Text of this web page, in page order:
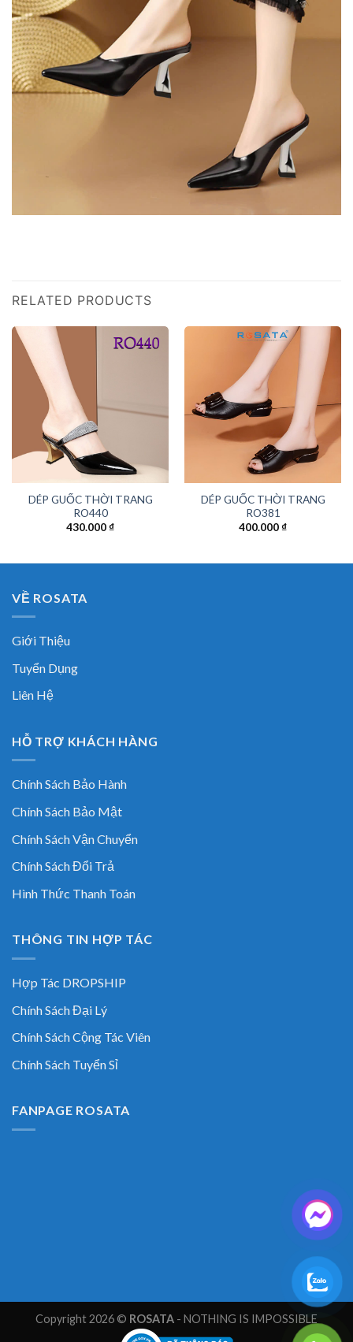
RELATED PRODUCTS
DÉP GUỐC THỜI TRANG
RO440
430.000₫
DÉP GUỐC THỜI TRANG
RO381
400.000₫
VỀ ROSATA
Giới Thiệu
Tuyển Dụng
Liên Hệ
HỖ TRỢ KHÁCH HÀNG
Chính Sách Bảo Hành
Chính Sách Bảo Mật
Chính Sách Vận Chuyển
Chính Sách Đổi Trả
Hình Thức Thanh Toán
THÔNG TIN HỢP TÁC
Hợp Tác DROPSHIP
Chính Sách Đại Lý
Chính Sách Cộng Tác Viên
Chính Sách Tuyển Sỉ
FANPAGE ROSATA
Copyright 2026 © ROSATA - NOTHING IS IMPOSSIBLE